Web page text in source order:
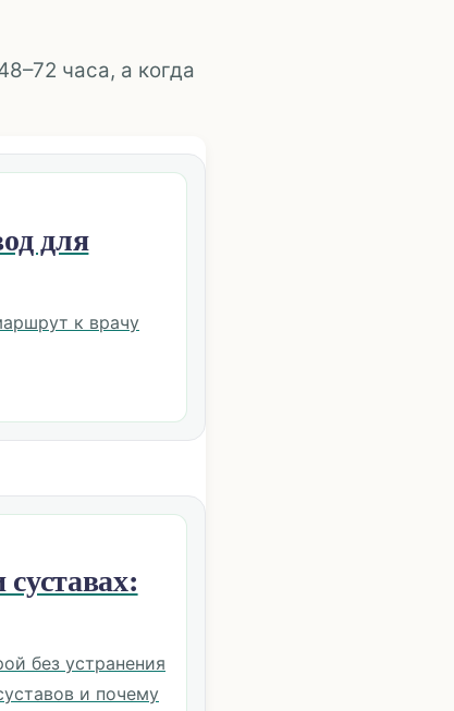
часа, а когда
для
к врачу
без устранения
и почему